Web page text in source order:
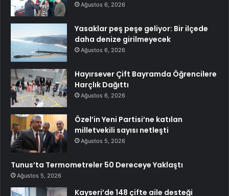
Ağustos 6, 2026
Yasaklar peş peşe geliyor: Bir ilçede
daha denize girilmeyecek
Ağustos 6, 2026
Hayırsever Çift Bayramda Öğrencilere
Harçlık Dağıttı
Ağustos 6, 2026
Özel’in Yeni Partisi’ne katılan
milletvekili sayısı netleşti
Ağustos 5, 2026
Tunus’ta Termometreler 50 Dereceye Yaklaştı
Ağustos 5, 2026
Kayseri’de 148 çifte aile desteği